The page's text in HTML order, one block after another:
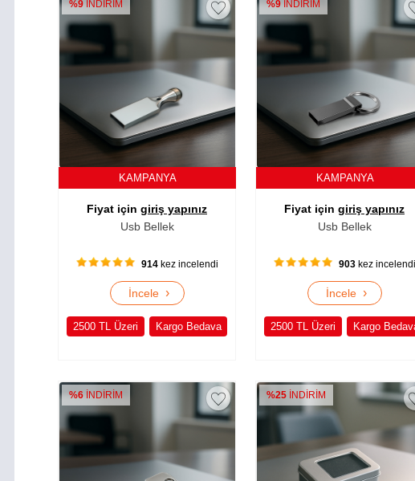
%9 İNDİRİM
KAMPANYA
Fiyat için giriş yapınız
Usb Bellek
914kez incelendi
İncele ›
2500 TL Üzeri Kargo Bedava
%9 İNDİRİM
KAMPANYA
Fiyat için giriş yapınız
Usb Bellek
903kez incelendi
İncele ›
2500 TL Üzeri Kargo
%6 İNDİRİM %25 İNDİRİM